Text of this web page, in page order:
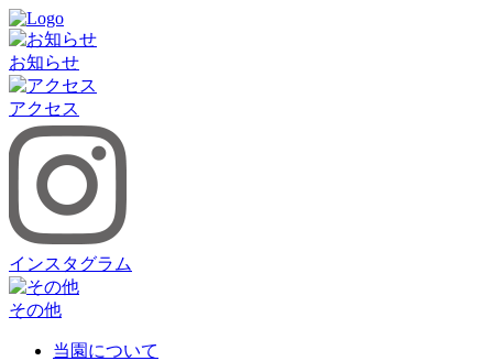
お知らせ
アクセス
インスタグラム
その他
当園について